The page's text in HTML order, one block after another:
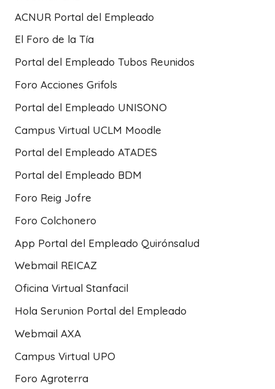
ACNUR Portal del Empleado
El Foro de la Tía
Portal del Empleado Tubos Reunidos
Foro Acciones Grifols
Portal del Empleado UNISONO
Campus Virtual UCLM Moodle
Portal del Empleado ATADES
Portal del Empleado BDM
Foro Reig Jofre
Foro Colchonero
App Portal del Empleado Quirónsalud
Webmail REICAZ
Oficina Virtual Stanfacil
Hola Serunion Portal del Empleado
Webmail AXA
Campus Virtual UPO
Foro Agroterra